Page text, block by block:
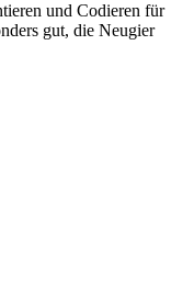
und Codieren für
gut, die Neugier